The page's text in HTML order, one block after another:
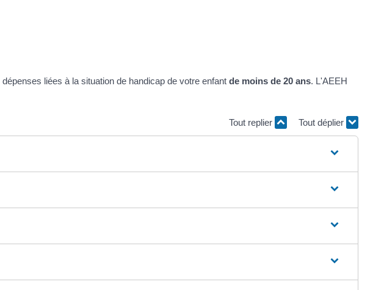
liées à la situation de handicap de votre enfant de moins de 20 ans. L'AEEH
Tout replier Tout déplier